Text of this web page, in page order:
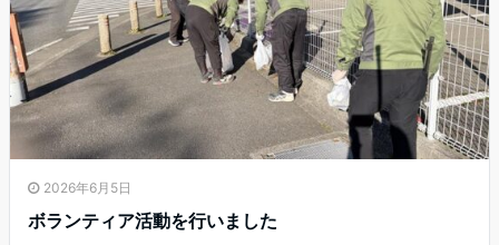
2026年6月5日
ボランティア活動を行いました